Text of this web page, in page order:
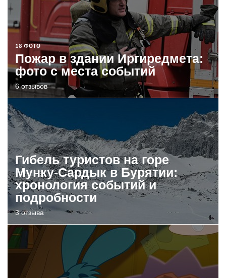
18 ФОТО
Пожар в здании Иргиредмета:
фото с места событий
6 отзывов
Гибель туристов на горе
Мунку-Сардык в Бурятии:
хронология событий и
подробности
3 отзыва